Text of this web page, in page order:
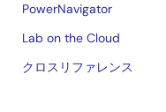
PowerNavigator
Lab on the Cloud
クロスリファレンス